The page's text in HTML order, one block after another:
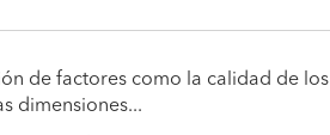
de factores como la calidad de los
dimensiones...